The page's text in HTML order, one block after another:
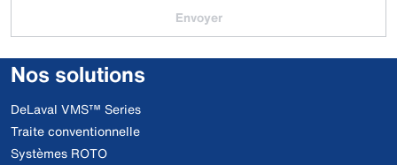
Envoyer
Nos solutions
DeLaval VMS™ Series
Traite conventionnelle
Systèmes ROTO